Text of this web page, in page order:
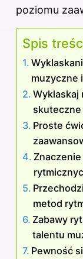
poziomu
Spis
muzyczne
Wyklaskaj
skuteczne
Proste
metod
Zabawy
talentu
Pewność